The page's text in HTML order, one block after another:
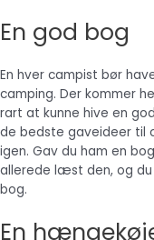
En god bog
En hver campist bør
camping. Der kommer
rart at kunne hive en
de bedste gaveideer til
igen. Gav du ham en
allerede læst den, og
bog.
En